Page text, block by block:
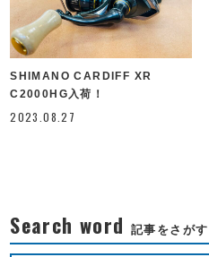
SHIMANO CARDIFF XR
C2000HG入荷！
2023.08.27
Search word 記事をさがす